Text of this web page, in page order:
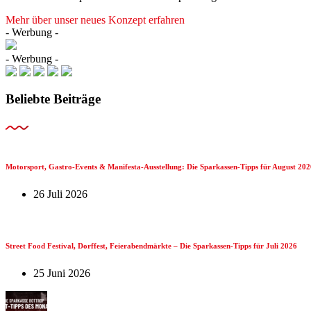
Mehr über unser neues Konzept erfahren
- Werbung -
- Werbung -
Beliebte Beiträge
Motorsport, Gastro-Events & Manifesta-Ausstellung: Die Sparkassen-Tipps für August
26 Juli 2026
Street Food Festival, Dorffest, Feierabendmärkte – Die Sparkassen-Tipps für Juli 2026
25 Juni 2026